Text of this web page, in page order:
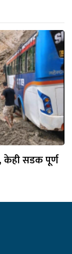
केही सडक पूर्ण